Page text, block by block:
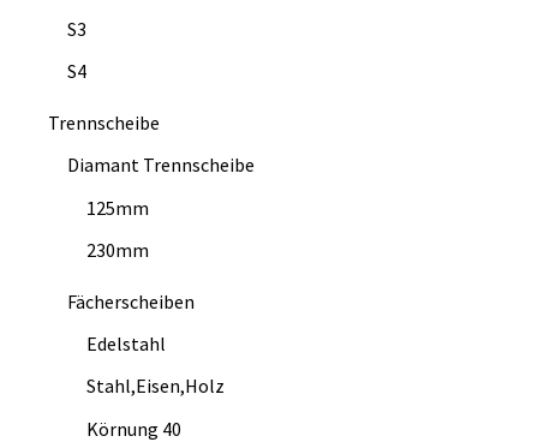
S3
S4
Trennscheibe
Diamant Trennscheibe
125mm
230mm
Fächerscheiben
Edelstahl
Stahl,Eisen,Holz
Körnung 40